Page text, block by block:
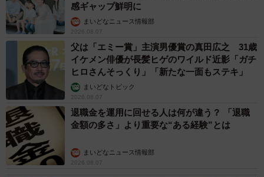
感ギャップ鮮明に
まいどなニュース情報部
2026.08.07
父は「エミー賞」主演男優賞の真田広之 31歳
イケメン俳優が長髪ヒゲのワイルド近影「ガチ
ヒロさんそっくり」「新たな一面もステキ」
まいどなトピック
2026.08.07
退職金を運用に回せる人は何が違う？ 「退職
金額の多さ」より重要な“ある経験”とは
まいどなニュース情報部
2026.08.07